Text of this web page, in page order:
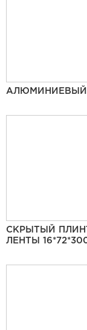
АЛЮМИНИЕВЫЙ
СКРЫТЫЙ
ЛЕНТЫ